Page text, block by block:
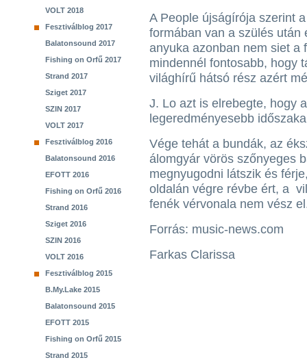
VOLT 2018
Fesztiválblog 2017
Balatonsound 2017
Fishing on Orfű 2017
Strand 2017
Sziget 2017
SZIN 2017
VOLT 2017
Fesztiválblog 2016
Balatonsound 2016
EFOTT 2016
Fishing on Orfű 2016
Strand 2016
Sziget 2016
SZIN 2016
VOLT 2016
Fesztiválblog 2015
B.My.Lake 2015
Balatonsound 2015
EFOTT 2015
Fishing on Orfű 2015
Strand 2015
A People újságírója szerint
formában van a szülés után
anyuka azonban nem siet a
mindennél fontosabb, hogy
világhírű hátsó rész azért
J. Lo azt is elrebegte, hogy
legeredményesebb
Vége tehát a bundák, az
álomgyár vörös szőnyeges
megnyugodni látszik és
oldalán végre révbe ért, a
fenék vérvonala nem vész
Forrás: music-news.com
Farkas Clarissa